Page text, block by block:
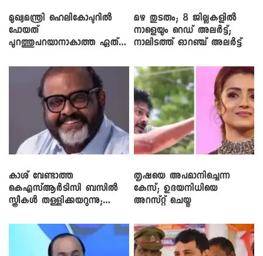
മുഖ്യമന്ത്രി ഹെലികോപ്ടറിൽ
പോയത്
പുറത്തുപറയാനാകാത്ത ഏത്
മഴ തുടരും; 8 ജില്ലകളിൽ
നാളെയും റെഡ് അലർട്ട്;
നാലിടത്ത് ഓറഞ്ച് അലർട്ട്
കാശ് വേണ്ടാത്ത
കെഎസ്ആർടിസി ബസിൽ
സ്ത്രീകൾ തള്ളിക്കയറുന്നു;
തൃഷയെ അപമാനിച്ചെന്ന
കേസ്; ഉദയനിധിയെ
അറസ്റ്റ് ചെയ്തു